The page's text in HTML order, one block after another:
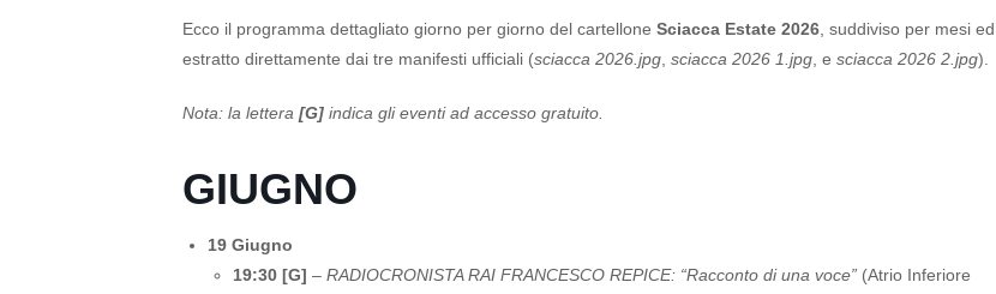
Ecco il programma dettagliato giorno per giorno del cartellone Sciacca Estate 2026 , suddiviso per mesi ed
estratto direttamente dai tre manifesti ufficiali (sciacca 2026.jpg sciacca 2026 1.jpg , e sciacca 2026 2.jpg).
Nota: la lettera [G] indica gli eventi ad accesso gratuito.
GIUGNO
19 Giugno
19:30 [G] – RADIOCRONISTA RAI FRANCESCO REPICE: “Racconto di una voce” (Atrio Inferiore